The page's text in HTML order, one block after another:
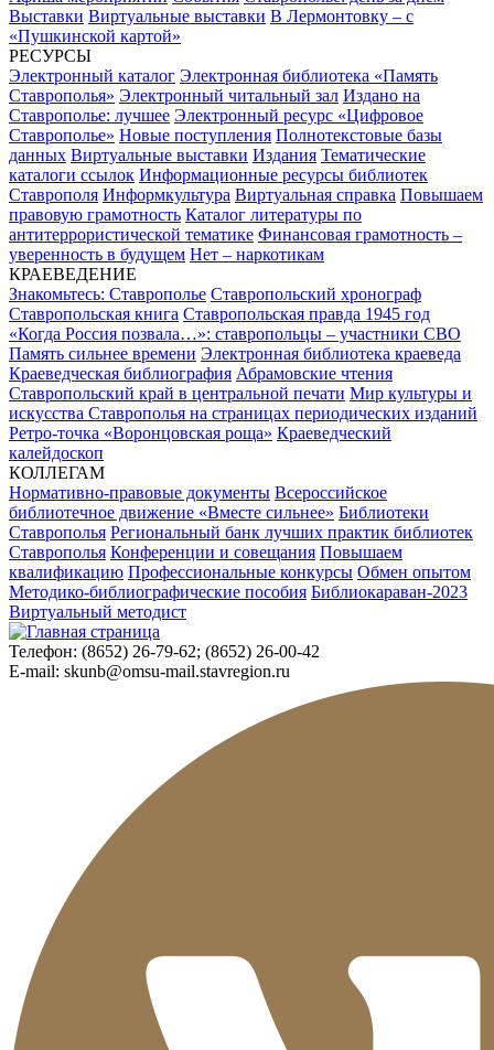
Выставки Виртуальные выставки В Лермонтовку – с
«Пушкинской картой»
РЕСУРСЫ
Электронный каталог Электронная библиотека «Память
Ставрополья» Электронный читальный зал Издано на
Ставрополье: лучшее Электронный ресурс «Цифровое
Ставрополье» Новые поступления Полнотекстовые базы
данных Виртуальные выставки Издания Тематические
каталоги ссылок Информационные ресурсы библиотек
Ставрополя Информкультура Виртуальная справка Повышаем
правовую грамотность Каталог литературы по
антитеррористической тематике Финансовая грамотность –
уверенность в будущем Нет – наркотикам
КРАЕВЕДЕНИЕ
Знакомьтесь: Ставрополье Ставропольский хронограф
Ставропольская книга Ставропольская правда 1945 год
«Когда Россия позвала…»: ставропольцы – участники СВО
Память сильнее времени Электронная библиотека краеведа
Краеведческая библиография Абрамовские чтения
Ставропольский край в центральной печати Мир культуры и
искусства Ставрополья на страницах периодических изданий
Ретро-точка «Воронцовская роща» Краеведческий
калейдоскоп
КОЛЛЕГАМ
Нормативно-правовые документы Всероссийское
библиотечное движение «Вместе сильнее» Библиотеки
Ставрополья Региональный банк лучших практик библиотек
Ставрополья Конференции и совещания Повышаем
квалификацию Профессиональные конкурсы Обмен опытом
Методико-библиографические пособия Библиокараван-2023
Виртуальный методист
Телефон: (8652) 26-79-62; (8652) 26-00-42
E-mail: skunb@omsu-mail.stavregion.ru